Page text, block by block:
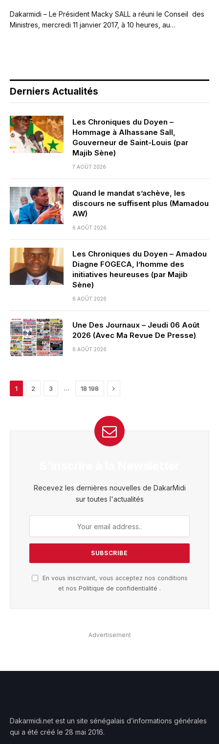
Dakarmidi – Le Président Macky SALL a réuni le Conseil des
Ministres, mercredi 11 janvier 2017, à 10 heures, au…
Derniers Actualités
Les Chroniques du Doyen –
Hommage à Alhassane Sall,
Gouverneur de Saint-Louis (par
Majib Sène)
7 AOÛT 2026
Quand le mandat s’achève, les
discours ne suffisent plus (Mamadou
AW)
6 AOÛT 2026
Les Chroniques du Doyen – Amadou
Diagne FOGECA, l’homme des
initiatives heureuses (par Majib
Sène)
6 AOÛT 2026
Une Des Journaux – Jeudi 06 Août
2026 (Avec Ma Revue De Presse)
6 AOÛT 2026
1 2 3 … 18 198 Next
Recevez les dernières nouvelles de DakarMidi
sur toutes l'actualités
En vous inscrivant, vous acceptez nos conditions
et nos Politique de confidentialité .
Advertisement
Dakarmidi.net est un site sénégalais d’informations générales
qui a été créé le 28 mai 2016.